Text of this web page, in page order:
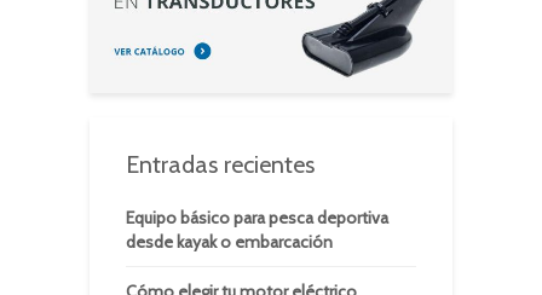
Entradas recientes
Equipo básico para pesca deportiva
desde kayak o embarcación